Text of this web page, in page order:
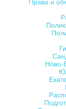
Права и
Ново-